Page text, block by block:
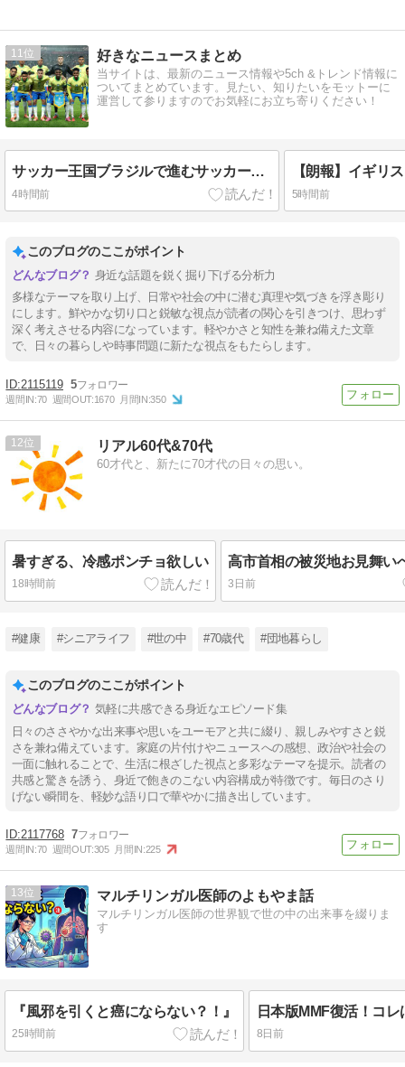
11 好きなニュースまとめ
当サイトは、最新のニュース情報や5ch &トレンド情報に
ついてまとめています。見たい、知りたいをモットーに
運営して参りますのでお気軽にお立ち寄りください！
サッカー王国ブラジルで進むサッカー離れ 36％が「関心なし」
4時間前 5時間前
このブログのここがポイント
身近な話題を鋭く掘り下げる分析力
多様なテーマを取り上げ、日常や社会の中に潜む真理や気づきを浮き彫り
にします。鮮やかな切り口と鋭敏な視点が読者の関心を引きつけ、思わず
深く考えさせる内容になっています。軽やかさと知性を兼ね備えた文章
で、日々の暮らしや時事問題に新たな視点をもたらします。
2115119 5
週間IN:70 週間OUT:1670 月間IN:350
12 リアル60代&70代
60才代と、新たに70才代の日々の思い。
暑すぎる、冷感ポンチョ欲しい
18時間前
高市首相の被災地お見舞い
3日前
#健康 #シニアライフ #世の中 #70歳代 #団地暮らし
このブログのここがポイント
気軽に共感できる身近なエピソード集
日々のささやかな出来事や思いをユーモアと共に綴り、親しみやすさと鋭
さを兼ね備えています。家庭の片付けやニュースへの感想、政治や社会の
一面に触れることで、生活に根ざした視点と多彩なテーマを提示。読者の
共感と驚きを誘う、身近で飽きのこない内容構成が特徴です。毎日のさり
げない瞬間を、軽妙な語り口で華やかに描き出しています。
2117768 7
週間IN:70 週間OUT:305 月間IN:225
13 マルチリンガル医師のよもやま話
マルチリンガル医師の世界観で世の中の出来事を綴りま
す
『風邪を引くと癌にならない？！』
25時間前
日本版MMF復活！コ
8日前